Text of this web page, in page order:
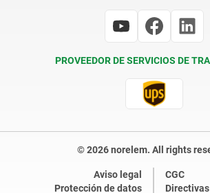
PROVEEDOR DE SERVICIOS DE
© 2026 norelem. All rights
Aviso legal
CGC
Protección de datos